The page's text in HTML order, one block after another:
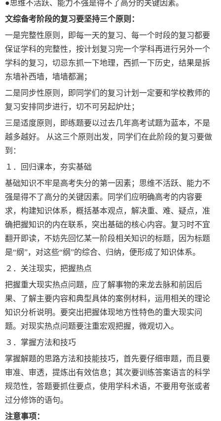
●思维不活跃、能力不强是得不了高分的关键因素。
文综备考阶段的复习要坚持三个原则：
一是完整性原则，即每一天的复习、每一个时段的复习都要
保证学科的完整性，按计划复习完一个学科再进行另外一个
学科的复习，切忌东抓一下地理，西抓一下历史，结果是拆
东墙补西墙，墙墙都漏；
二是同步性原则，即同学们的复习计划一定要和学校教师的
复习安排同步进行，切不可另起炉灶；
三是适度原则，即练题要以过去几年高考试题为蓝本，不是
越多越好。 从这三个原则出发，同学们在此阶段的复习要做
到：
１．回归课本，夯实基础
基础知识不牢是高考失分的第一因素；思维不活跃、能力不
强是得不了高分的关键因素。同学们应明确高考的内容要
求，构建知识体系，概括基本观点，解决重、难、疑点，准
确把握知识的内在联系，突出基础的核心内容。复习时不宜
翻开即读，不妨先回忆某一阶段相关知识的标题，因为标题
是“纲”，对这些“纲”的综合、归纳，便形成了知识体系。
２．关注现实，把握热点
把握重大现实热点问题，应了解事物的来龙去脉和前因后
果、了解主要内容和典型具体的案例材料，运用相关的理论
知识分析说明。要突出把握体现地方性特色的重大现实问
题。对现实热点问题要注重宏观把握，微观切入。
３．掌握方法和技巧
掌握解题的思路方法和技能技巧，首先要仔细审题，而且要
审准、审透，提炼出有效信息；其次要训练答案语言的科学
规范性，答题要抓住要点，使用学科术语，不要用夸张或者
过分修饰的语句。
注意事项：